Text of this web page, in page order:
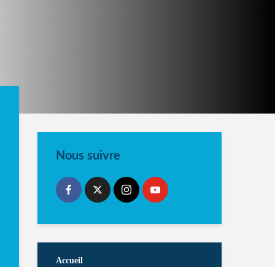
Nous suivre
Accueil